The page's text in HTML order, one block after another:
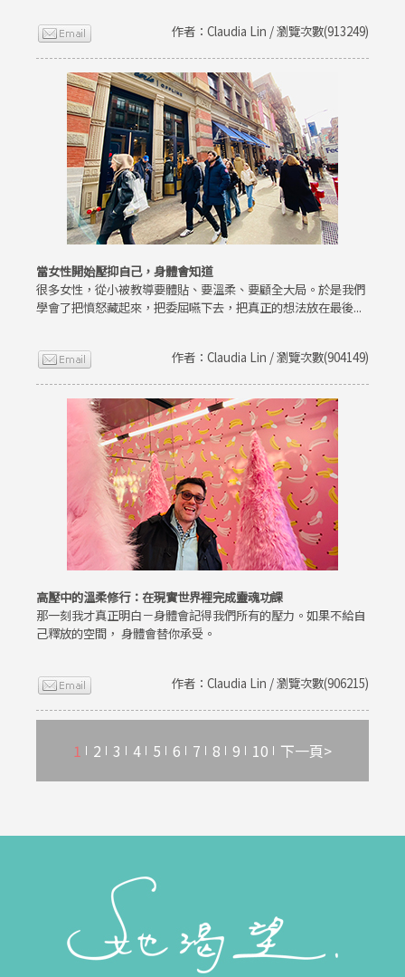
作者：Claudia Lin / 瀏覽次數(913249)
當女性開始壓抑自己，身體會知道
很多女性，從小被教導要體貼、要溫柔、要顧全大局。於是我們
學會了把憤怒藏起來，把委屈嚥下去，把真正的想法放在最後...
作者：Claudia Lin / 瀏覽次數(904149)
高壓中的溫柔修行：在現實世界裡完成靈魂功課
那一刻我才真正明白－身體會記得我們所有的壓力。如果不給自
己釋放的空間， 身體會替你承受。
作者：Claudia Lin / 瀏覽次數(906215)
1 2 3 4 5 6 7 8 9 10 下一頁>